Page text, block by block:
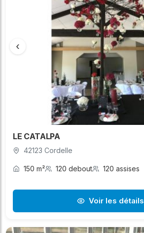
‹
LE CATALPA
42123 Cordelle
150 m² 120 debout 120 assises
Voir les détails